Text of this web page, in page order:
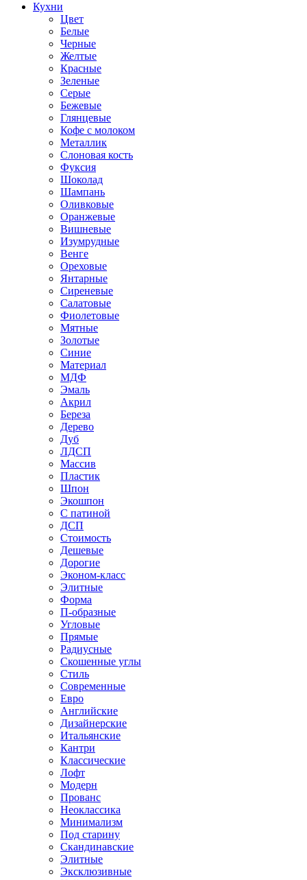
Кухни
Цвет
Белые
Черные
Желтые
Красные
Зеленые
Серые
Бежевые
Глянцевые
Кофе с молоком
Металлик
Слоновая кость
Фуксия
Шоколад
Шампань
Оливковые
Оранжевые
Вишневые
Изумрудные
Венге
Ореховые
Янтарные
Сиреневые
Салатовые
Фиолетовые
Мятные
Золотые
Синие
Материал
МДФ
Эмаль
Акрил
Береза
Дерево
Дуб
ЛДСП
Массив
Пластик
Шпон
Экошпон
С патиной
ДСП
Стоимость
Дешевые
Дорогие
Эконом-класс
Элитные
Форма
П-образные
Угловые
Прямые
Радиусные
Скошенные углы
Стиль
Современные
Евро
Английские
Дизайнерские
Итальянские
Кантри
Классические
Лофт
Модерн
Прованс
Неоклассика
Минимализм
Под старину
Скандинавские
Элитные
Эксклюзивные